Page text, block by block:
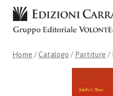
Salta
contenuto
Home /Catalogo / Partiture /